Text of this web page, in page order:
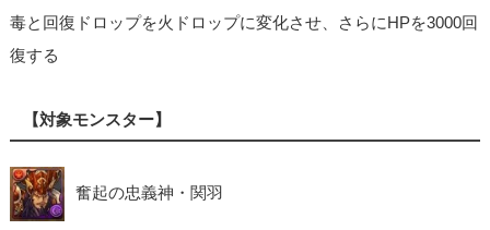
毒と回復ドロップを火ドロップに変化させ、さらにHPを3000回
復する
【対象モンスター】
奮起の忠義神・関羽